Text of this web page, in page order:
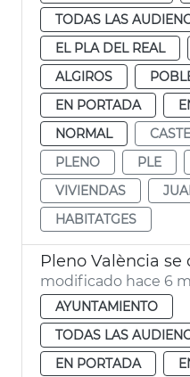
TODAS LAS
EL PLA DEL REAL
ALGIROS
EN PORTADA
NORMAL
PLENO
PLE
VIVIENDAS
HABITATGES
modificado hace 6
AYUNTAMIENTO
TODAS LAS
EN PORTADA